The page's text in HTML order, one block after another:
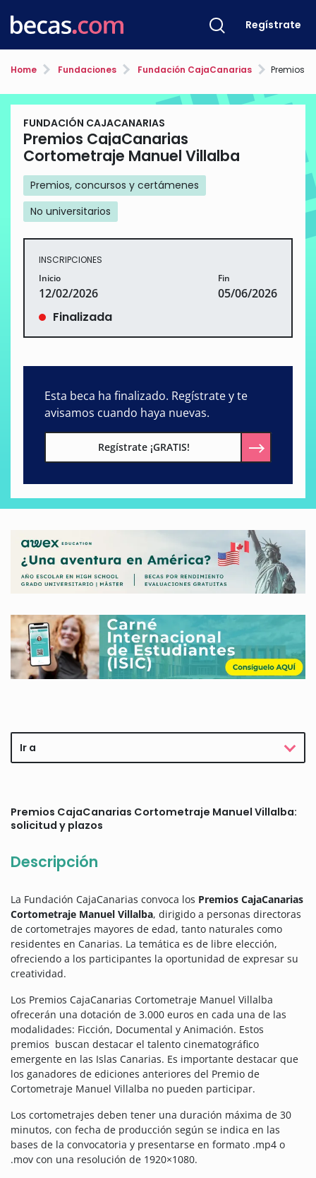
Regístrate
Home Fundaciones Fundación CajaCanarias Premios
FUNDACIÓN CAJACANARIAS
Premios CajaCanarias
Cortometraje Manuel Villalba
Premios, concursos y certámenes
No universitarios
INSCRIPCIONES
Inicio
12/02/2026
Fin
05/06/2026
Finalizada
Esta beca ha finalizado. Regístrate y te
avisamos cuando haya nuevas.
Regístrate ¡GRATIS!
Ir a
Premios CajaCanarias Cortometraje Manuel Villalba:
solicitud y plazos
Descripción
La Fundación CajaCanarias convoca los Premios CajaCanarias
Cortometraje Manuel Villalba, dirigido a personas directoras
de cortometrajes mayores de edad, tanto naturales como
residentes en Canarias. La temática es de libre elección,
ofreciendo a los participantes la oportunidad de expresar su
creatividad.
Los Premios CajaCanarias Cortometraje Manuel Villalba
ofrecerán una dotación de 3.000 euros en cada una de las
modalidades: Ficción, Documental y Animación. Estos
premios buscan destacar el talento cinematográfico
emergente en las Islas Canarias. Es importante destacar que
los ganadores de ediciones anteriores del Premio de
Cortometraje Manuel Villalba no pueden participar.
Los cortometrajes deben tener una duración máxima de 30
minutos, con fecha de producción según se indica en las
bases de la convocatoria y presentarse en formato .mp4 o
.mov con una resolución de 1920×1080.